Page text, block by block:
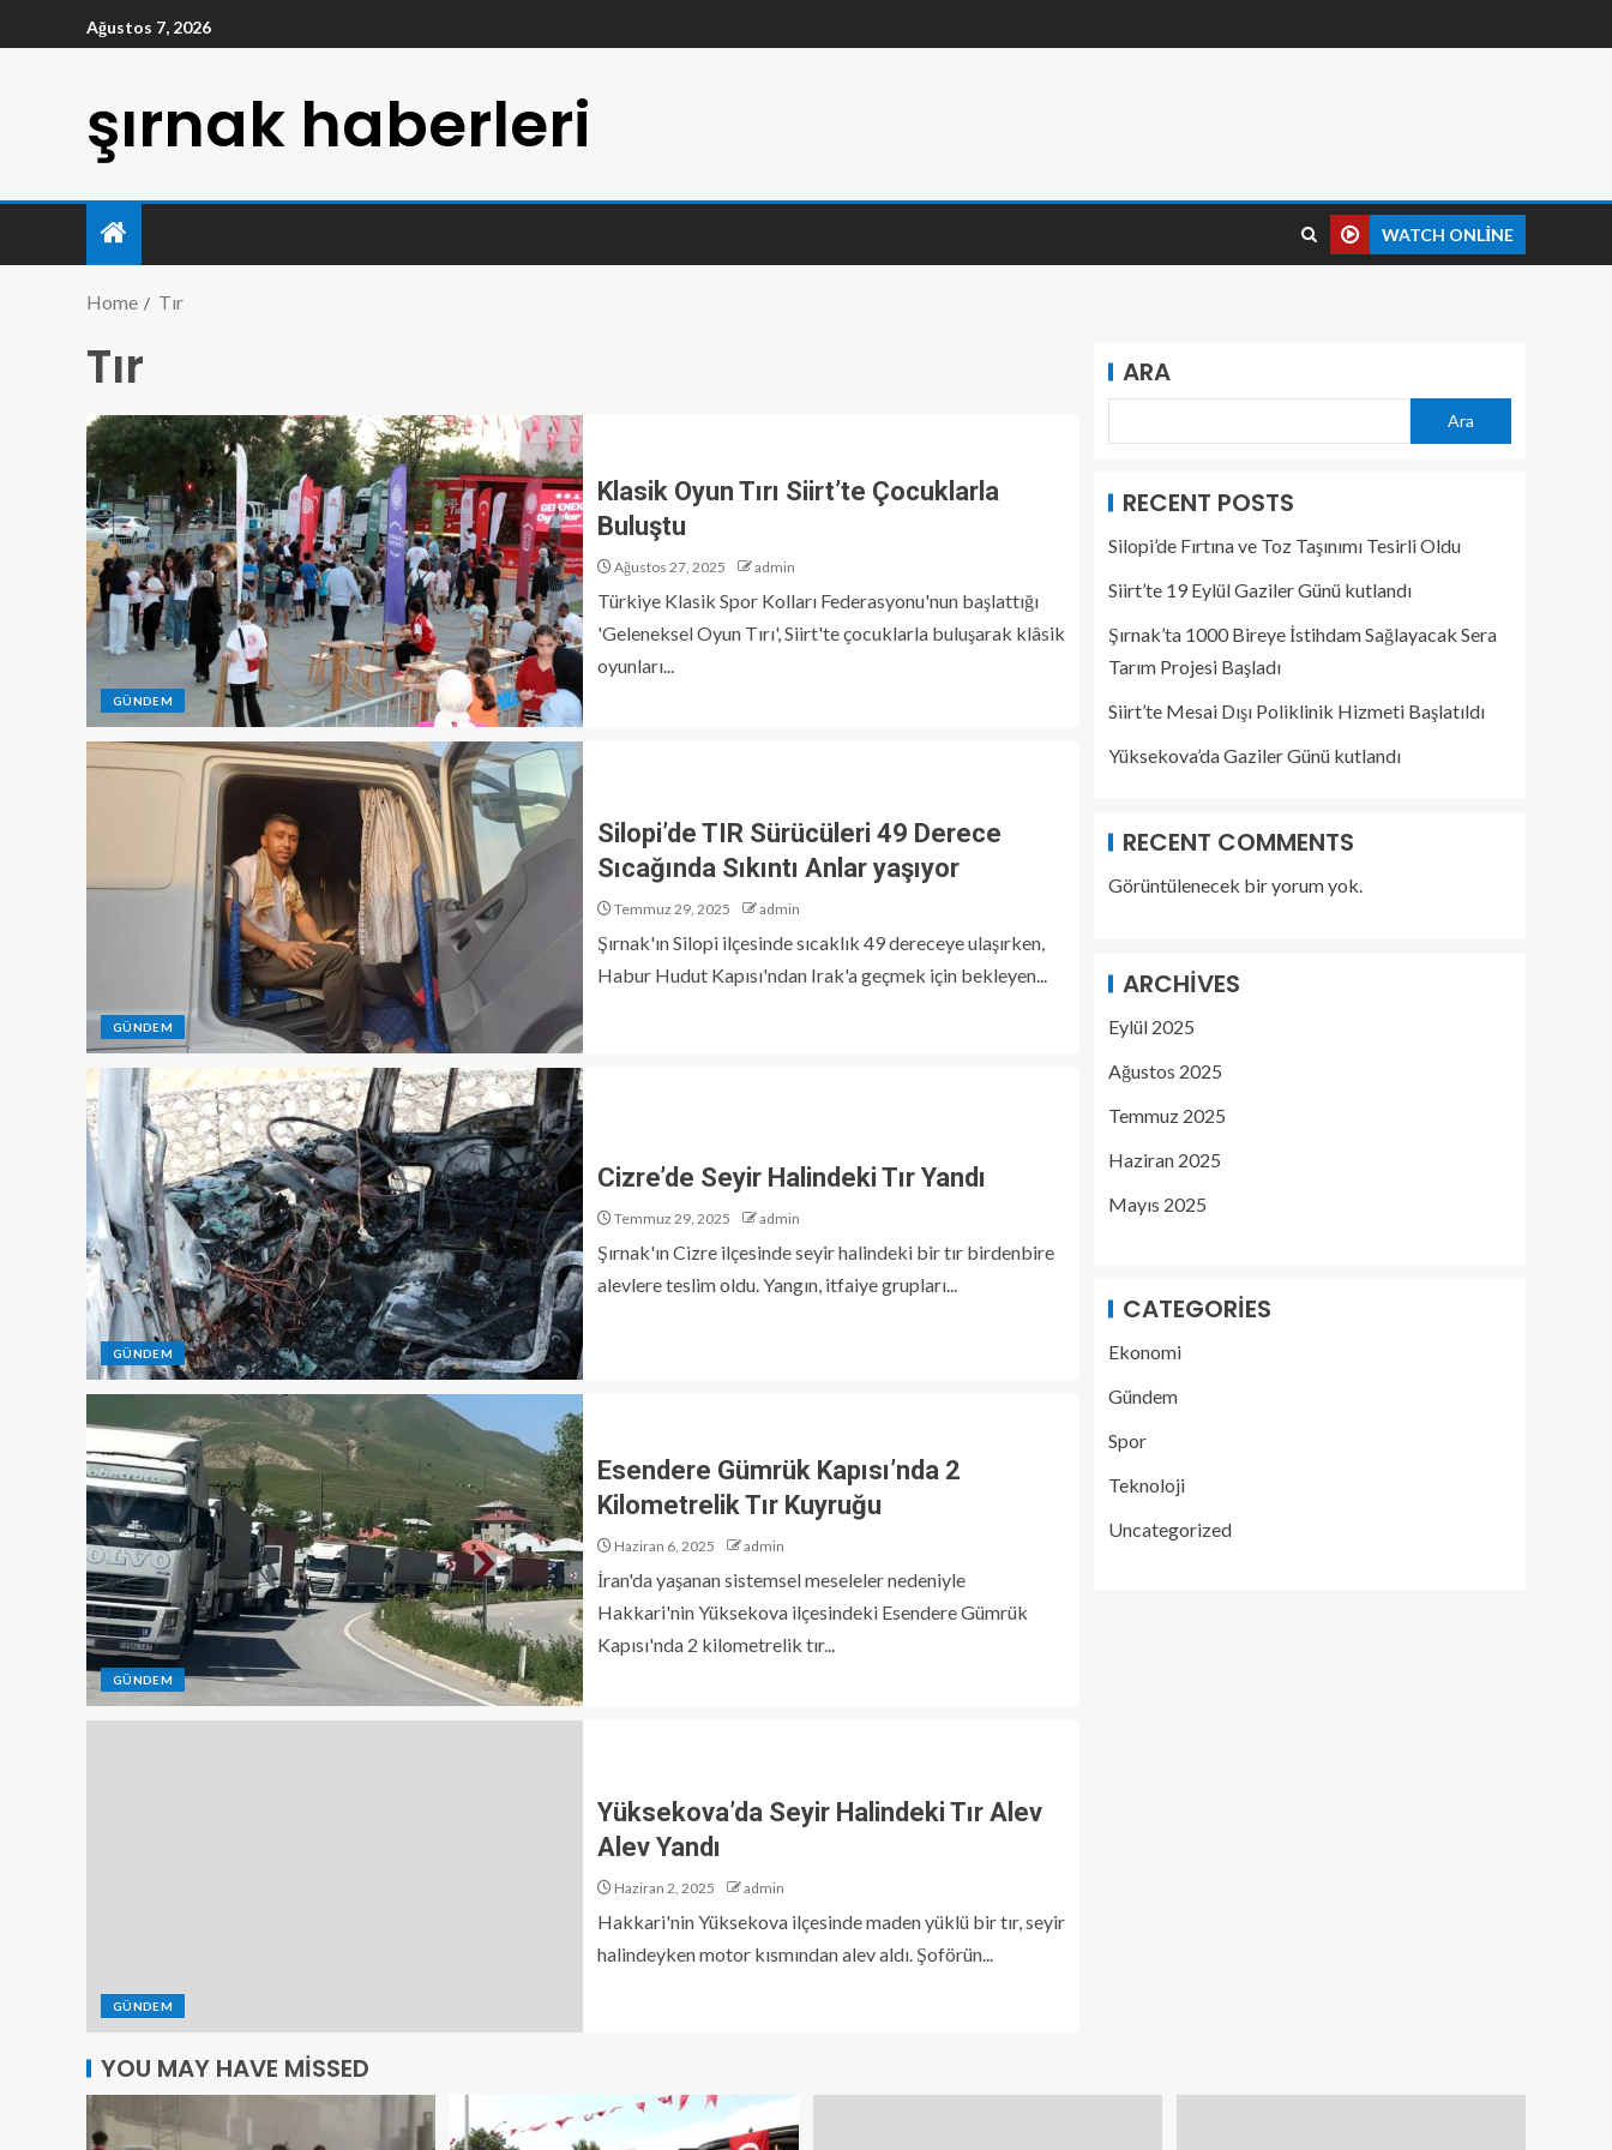
Ağustos 7, 2026
şırnak haberleri
WATCH ONLINE
Home Tır
Tır
GÜNDEM
Klasik Oyun Tırı Siirt’te Çocuklarla
Buluştu
Ağustos 27, 2025 admin
Türkiye Klasik Spor Kolları Federasyonu'nun başlattığı
'Geleneksel Oyun Tırı', Siirt'te çocuklarla buluşarak klâsik
oyunları...
GÜNDEM
Silopi’de TIR Sürücüleri 49 Derece
Sıcağında Sıkıntı Anlar yaşıyor
Temmuz 29, 2025 admin
Şırnak'ın Silopi ilçesinde sıcaklık 49 dereceye ulaşırken,
Habur Hudut Kapısı'ndan Irak'a geçmek için bekleyen...
GÜNDEM
Cizre’de Seyir Halindeki Tır Yandı
Temmuz 29, 2025 admin
Şırnak'ın Cizre ilçesinde seyir halindeki bir tır birdenbire
alevlere teslim oldu. Yangın, itfaiye grupları...
GÜNDEM
Esendere Gümrük Kapısı’nda 2
Kilometrelik Tır Kuyruğu
Haziran 6, 2025 admin
İran'da yaşanan sistemsel meseleler nedeniyle
Hakkari'nin Yüksekova ilçesindeki Esendere Gümrük
Kapısı'nda 2 kilometrelik tır...
GÜNDEM
Yüksekova’da Seyir Halindeki Tır Alev
Alev Yandı
Haziran 2, 2025 admin
Hakkari'nin Yüksekova ilçesinde maden yüklü bir tır, seyir
halindeyken motor kısmından alev aldı. Şoförün...
ARA
Ara
RECENT POSTS
Silopi’de Fırtına ve Toz Taşınımı Tesirli Oldu
Siirt’te 19 Eylül Gaziler Günü kutlandı
Şırnak’ta 1000 Bireye İstihdam Sağlayacak Sera
Tarım Projesi Başladı
Siirt’te Mesai Dışı Poliklinik Hizmeti Başlatıldı
Yüksekova’da Gaziler Günü kutlandı
RECENT COMMENTS
Görüntülenecek bir yorum yok.
ARCHIVES
Eylül 2025
Ağustos 2025
Temmuz 2025
Haziran 2025
Mayıs 2025
CATEGORIES
Ekonomi
Gündem
Spor
Teknoloji
Uncategorized
YOU MAY HAVE MISSED